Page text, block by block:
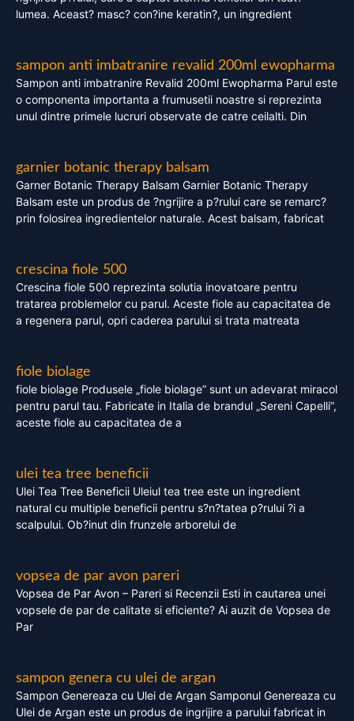
lumea. Aceast? masc? con?ine keratin?, un ingredient
sampon anti imbatranire revalid 200ml ewopharma
Sampon anti imbatranire Revalid 200ml Ewopharma Parul este
o componenta importanta a frumusetii noastre si reprezinta
unul dintre primele lucruri observate de catre ceilalti. Din
garnier botanic therapy balsam
Garner Botanic Therapy Balsam Garnier Botanic Therapy
Balsam este un produs de ?ngrijire a p?rului care se remarc?
prin folosirea ingredientelor naturale. Acest balsam, fabricat
crescina fiole 500
Crescina fiole 500 reprezinta solutia inovatoare pentru
tratarea problemelor cu parul. Aceste fiole au capacitatea de
a regenera parul, opri caderea parului si trata matreata
fiole biolage
fiole biolage Produsele „fiole biolage” sunt un adevarat miracol
pentru parul tau. Fabricate in Italia de brandul „Sereni Capelli”,
aceste fiole au capacitatea de a
ulei tea tree beneficii
Ulei Tea Tree Beneficii Uleiul tea tree este un ingredient
natural cu multiple beneficii pentru s?n?tatea p?rului ?i a
scalpului. Ob?inut din frunzele arborelui de
vopsea de par avon pareri
Vopsea de Par Avon – Pareri si Recenzii Esti in cautarea unei
vopsele de par de calitate si eficiente? Ai auzit de Vopsea de
Par
sampon genera cu ulei de argan
Sampon Genereaza cu Ulei de Argan Samponul Genereaza cu
Ulei de Argan este un produs de ingrijire a parului fabricat in